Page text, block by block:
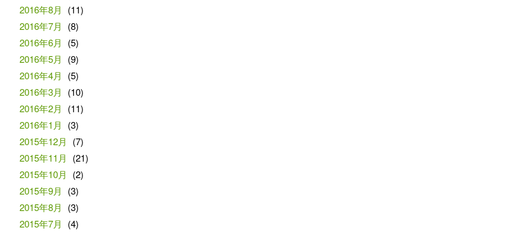
2016年8月
(11)
2016年7月
(8)
2016年6月
(5)
2016年5月
(9)
2016年4月
(5)
2016年3月
(10)
2016年2月
(11)
2016年1月
(3)
2015年12月
(7)
2015年11月
(21)
2015年10月
(2)
2015年9月
(3)
2015年8月
(3)
2015年7月
(4)